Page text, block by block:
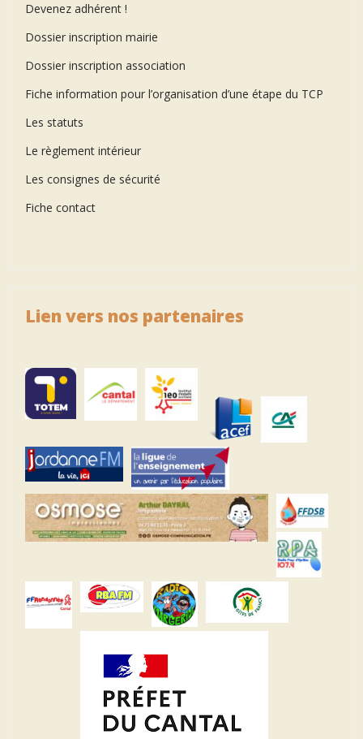
Devenez adhérent !
Dossier inscription mairie
Dossier inscription association
Fiche information pour l’organisation d’une étape du TCP
Les statuts
Le règlement intérieur
Les consignes de sécurité
Fiche contact
Lien vers nos partenaires